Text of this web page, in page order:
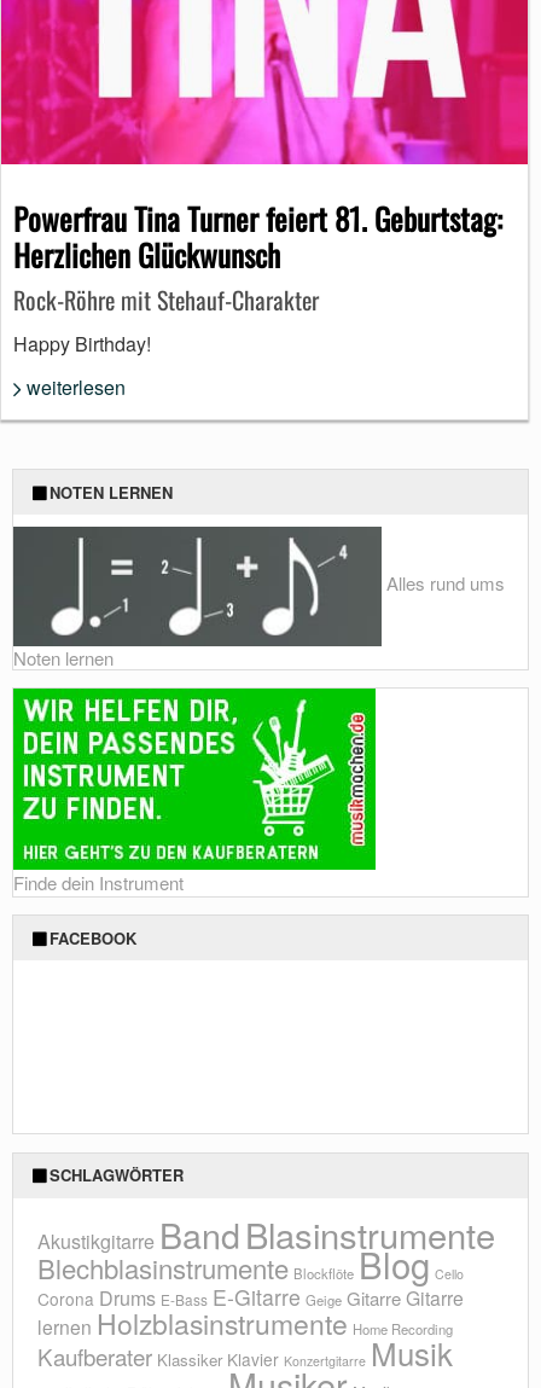
Powerfrau Tina Turner feiert 81. Geburtstag:
Herzlichen Glückwunsch
Rock-Röhre mit Stehauf-Charakter
Happy Birthday!
weiterlesen
NOTEN LERNEN
Alles rund ums
Noten lernen
Finde dein Instrument
FACEBOOK
SCHLAGWÖRTER
Akustikgitarre BandBlasinstrumente
Blechblasinstrumente Blockflöte Blog Cello
Corona Drums E-Bass E-Gitarre Geige GitarreGitarre
lernen Holzblasinstrumente Home Recording
Kaufberater Klassiker Klavier Konzertgitarre Musik